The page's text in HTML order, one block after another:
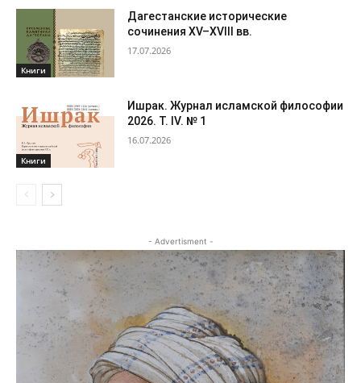
Книги
Дагестанские исторические
сочинения XV–XVIII вв.
17.07.2026
Книги
Ишрак. Журнал исламской философии
2026. Т. IV. № 1
16.07.2026
- Advertisment -